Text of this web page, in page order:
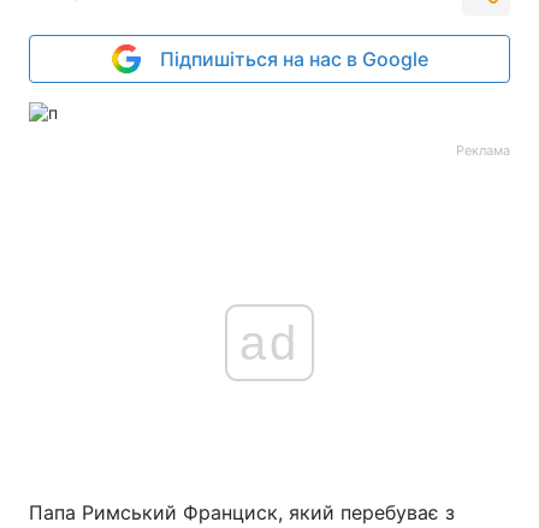
Підпишіться на нас в Google
Реклама
ad
Папа Римський Франциск, який перебуває з